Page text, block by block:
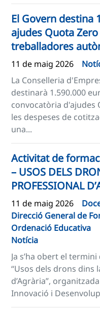
El Govern destina
ajudes Quota
treballadores
11 de maig 2026
La Conselleria
destinarà 1.590.000
convocatòria d'ajudes
les despeses de
una...
Activitat de
– USOS DELS
PROFESSIONAL
11 de maig 2026
Direcció General de
Ordenació Educativa
Notícia
Ja s’ha obert el
“Usos dels drons dins
d’Agrària”,
Innovació i